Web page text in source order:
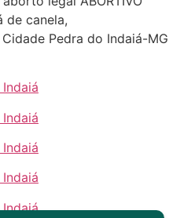
de canela,
Pedra do Indaiá-MG
17:19:16
corrimento normal
17:19:47